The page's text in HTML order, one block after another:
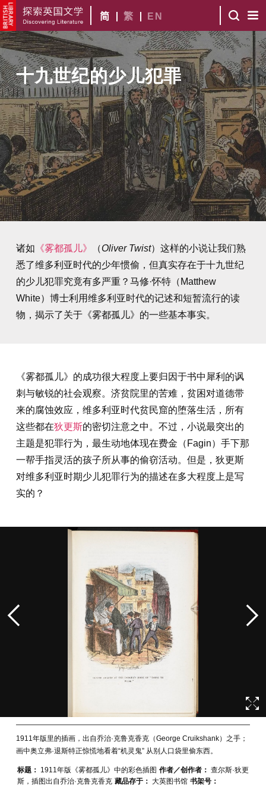
简 繁 EN
十九世纪的少儿犯罪
诸如 《雾都孤儿》 （Oliver Twist）这样的小说让我们熟
悉了维多利亚时代的少年惯偷，但真实存在于十九世纪
的少儿犯罪究竟有多严重？马修·怀特（Matthew
White）博士利用维多利亚时代的记述和短暂流行的读
物，揭示了关于《雾都孤儿》的一些基本事实。
《雾都孤儿》的成功很大程度上要归因于书中犀利的讽
刺与敏锐的社会观察。济贫院里的苦难，贫困对道德带
来的腐蚀效应，维多利亚时代贫民窟的堕落生活，所有
这些都在狄更斯的密切注意之中。不过，小说最突出的
主题是犯罪行为，最生动地体现在费金（Fagin）手下那
一帮手指灵活的孩子所从事的偷窃活动。但是，狄更斯
对维多利亚时期少儿犯罪行为的描述在多大程度上是写
实的？
1911年版里的插画，出自乔治·克鲁克香克（George Cruikshank）之手；
画中奥立弗·退斯特正惊慌地看着“机灵鬼” 从别人口袋里偷东西。
标题： 1911年版《雾都孤儿》中的彩色插图 作者／创作者： 查尔斯·狄更
斯，插图出自乔治·克鲁克香克 藏品存于： 大英图书馆 书架号：